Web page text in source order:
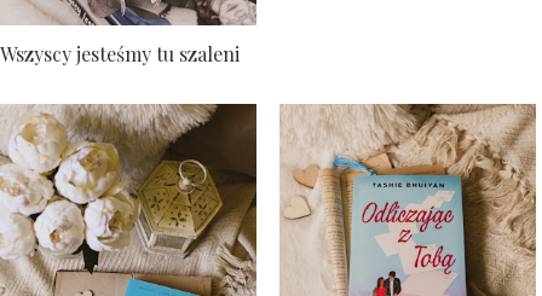
Wszyscy jesteśmy tu szaleni